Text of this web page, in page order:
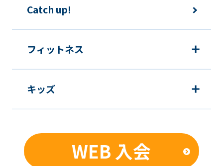
Catch up!
フィットネス
キッズ
WEB 入会